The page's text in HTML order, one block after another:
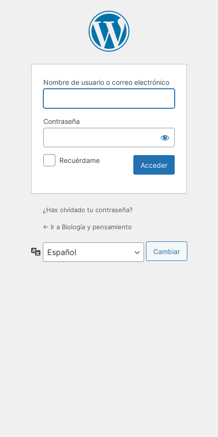
Nombre de usuario o correo electrónico
Contraseña
Recuérdame
¿Has olvidado tu contraseña?
← Ir a Biología y pensamiento
Idioma